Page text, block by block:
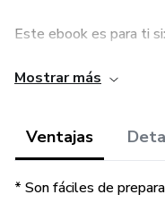
Este ebook es para ti si:
* Si quieres aumentar
Gelatinas y postres
* Si quieres sorprender
Mostrar más
Ventajas
* Son fáciles de